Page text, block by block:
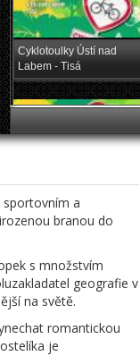
Cyklotoulky Ústí nad
Labem - Tisá
Labem (Bitva u Chlumce)
Cyklotoulky Ústí nad
Labem 2
sportovním a
branou do
s množstvím
geografie v
na světě.
romantickou
je